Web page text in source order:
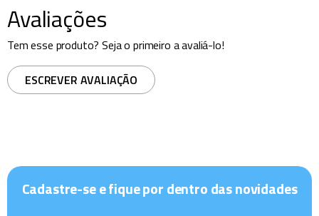
Avaliações
Tem esse produto? Seja o primeiro a avaliá-lo!
ESCREVER AVALIAÇÃO
Cadastre-se e fique por dentro das novidades